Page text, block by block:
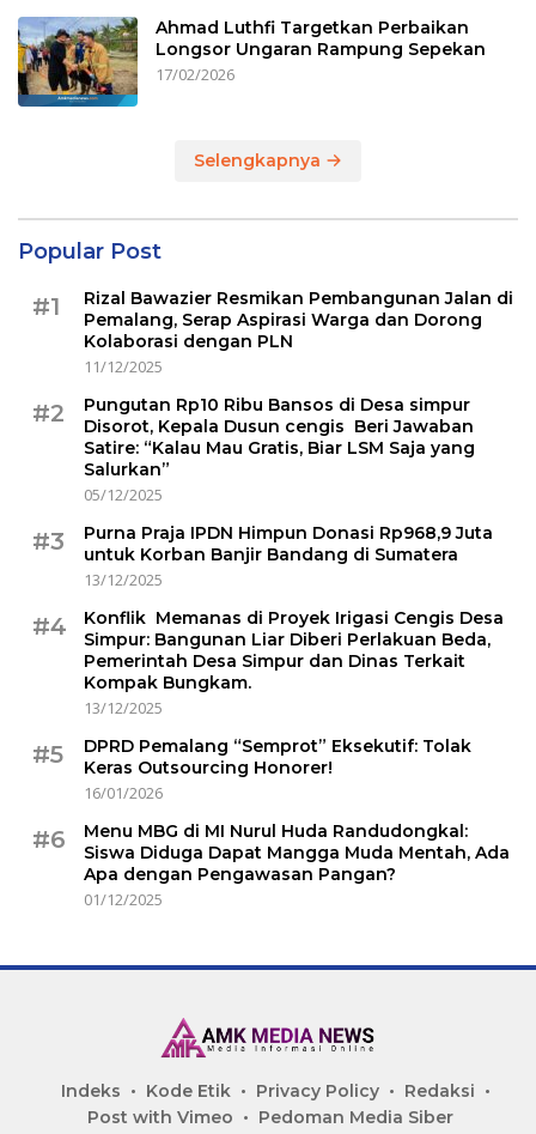
Ahmad Luthfi Targetkan Perbaikan
Longsor Ungaran Rampung Sepekan
17/02/2026
Selengkapnya
Popular Post
#1
Rizal Bawazier Resmikan Pembangunan Jalan di
Pemalang, Serap Aspirasi Warga dan Dorong
Kolaborasi dengan PLN
11/12/2025
#2
Pungutan Rp10 Ribu Bansos di Desa simpur
Disorot, Kepala Dusun cengis Beri Jawaban
Satire: “Kalau Mau Gratis, Biar LSM Saja yang
Salurkan”
05/12/2025
#3
Purna Praja IPDN Himpun Donasi Rp968,9 Juta
untuk Korban Banjir Bandang di Sumatera
13/12/2025
#4
Konflik Memanas di Proyek Irigasi Cengis Desa
Simpur: Bangunan Liar Diberi Perlakuan Beda,
Pemerintah Desa Simpur dan Dinas Terkait
Kompak Bungkam.
13/12/2025
#5
DPRD Pemalang “Semprot” Eksekutif: Tolak
Keras Outsourcing Honorer!
16/01/2026
#6
Menu MBG di MI Nurul Huda Randudongkal:
Siswa Diduga Dapat Mangga Muda Mentah, Ada
Apa dengan Pengawasan Pangan?
01/12/2025
Indeks Kode Etik Privacy Policy
Redaksi
Post with Vimeo
Pedoman Media Siber